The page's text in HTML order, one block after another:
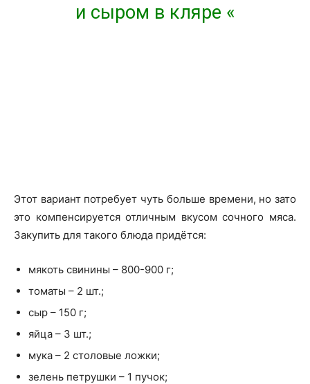
и сыром в кляре «
Этот вариант потребует чуть больше времени, но зато
это компенсируется отличным вкусом сочного мяса.
Закупить для такого блюда придётся:
мякоть свинины – 800-900 г;
томаты – 2 шт.;
сыр – 150 г;
яйца – 3 шт.;
мука – 2 столовые ложки;
зелень петрушки – 1 пучок;